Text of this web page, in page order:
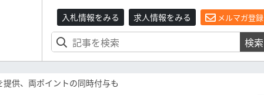
入札情報をみる 求人情報をみる メルマガ登録
検索
供、両ポイントの同時付与も